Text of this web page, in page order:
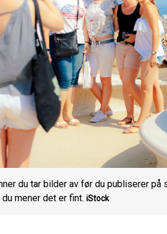
du tar bilder av før du publiserer på
mener det er fint. iStock